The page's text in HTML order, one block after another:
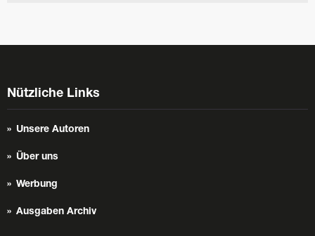
Nützliche Links
Unsere Autoren
Über uns
Werbung
Ausgaben Archiv